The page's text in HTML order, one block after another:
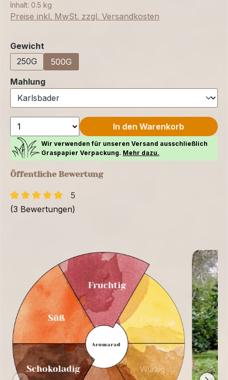
Inhalt: 0.5 kg
Preise inkl. MwSt. zzgl. Versandkosten
Gewicht
250G
500G
Mahlungauswählen
In den Warenkorb
Wir verwenden für unseren Versand ausschließlich
Graspapier Verpackung. Mehr dazu.
Öffentliche Bewertung
5
(3 Bewertungen)